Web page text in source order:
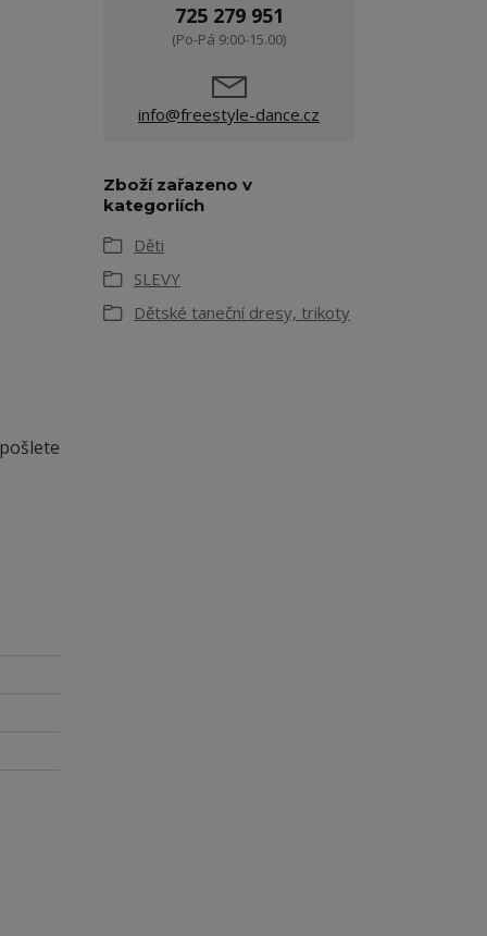
725 279 951
(Po-Pá 9:00-15.00)
info@freestyle-dance.cz
Zboží zařazeno v
kategoriích
Děti
SLEVY
Dětské taneční dresy, trikoty